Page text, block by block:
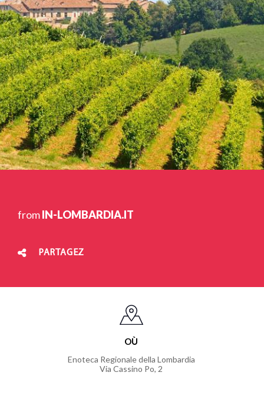
fromIN-LOMBARDIA.IT
PARTAGEZ
OÙ
Enoteca Regionale della Lombardia
Via Cassino Po, 2